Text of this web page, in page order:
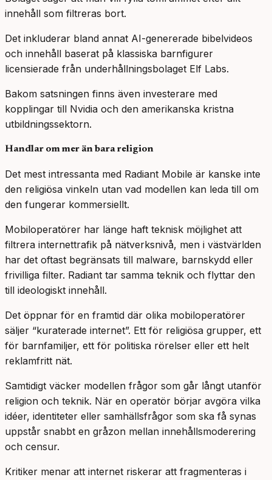
innehåll som filtreras bort.
Det inkluderar bland annat AI-genererade bibelvideos
och innehåll baserat på klassiska barnfigurer
licensierade från underhållningsbolaget Elf Labs.
Bakom satsningen finns även investerare med
kopplingar till Nvidia och den amerikanska kristna
utbildningssektorn.
Handlar om mer än bara religion
Det mest intressanta med Radiant Mobile är kanske inte
den religiösa vinkeln utan vad modellen kan leda till om
den fungerar kommersiellt.
Mobiloperatörer har länge haft teknisk möjlighet att
filtrera internettrafik på nätverksnivå, men i västvärlden
har det oftast begränsats till malware, barnskydd eller
frivilliga filter. Radiant tar samma teknik och flyttar den
till ideologiskt innehåll.
Det öppnar för en framtid där olika mobiloperatörer
säljer “kuraterade internet”. Ett för religiösa grupper, ett
för barnfamiljer, ett för politiska rörelser eller ett helt
reklamfritt nät.
Samtidigt väcker modellen frågor som går långt utanför
religion och teknik. När en operatör börjar avgöra vilka
idéer, identiteter eller samhällsfrågor som ska få synas
uppstår snabbt en gråzon mellan innehållsmoderering
och censur.
Kritiker menar att internet riskerar att fragmenteras i